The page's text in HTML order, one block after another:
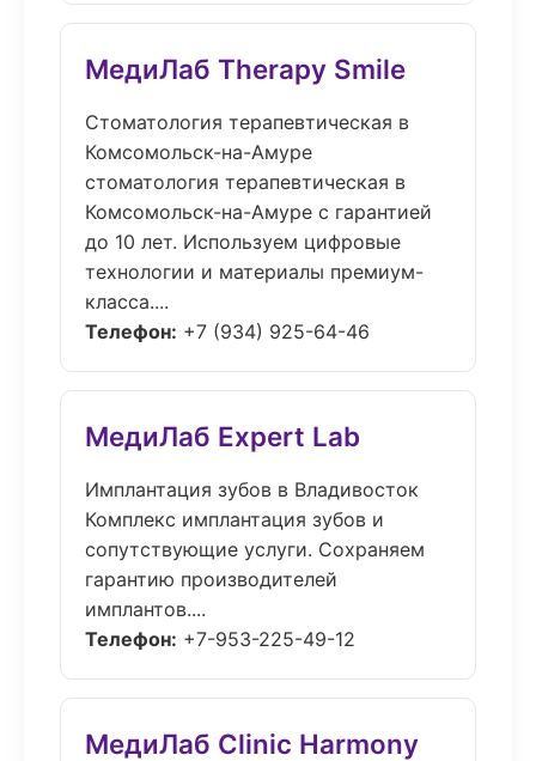
МедиЛаб Therapy Smile
Стоматология терапевтическая в
Комсомольск-на-Амуре
стоматология терапевтическая в
Комсомольск-на-Амуре с гарантией
до 10 лет. Используем цифровые
технологии и материалы премиум-
класса....
Телефон: +7 (934) 925-64-46
МедиЛаб Expert Lab
Имплантация зубов в Владивосток
Комплекс имплантация зубов и
сопутствующие услуги. Сохраняем
гарантию производителей
имплантов....
Телефон: +7-953-225-49-12
МедиЛаб Clinic Harmony